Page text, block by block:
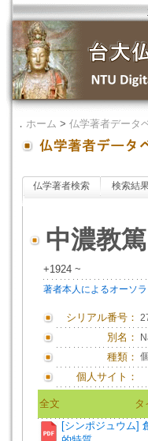
． ホーム > 仏学著者データ
仏学著者検索 検索結
中濃教篤
+1924 ~
著者本人によるオーソ
シリアル番号：
別名：
種類：
個人サイト：
全文
タ
[シンポジュウム]